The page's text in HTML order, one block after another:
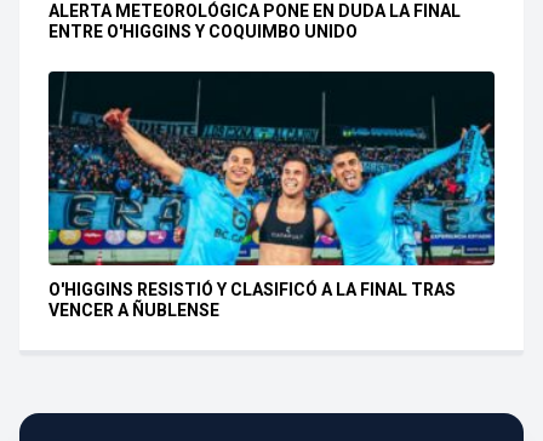
ALERTA METEOROLÓGICA PONE EN DUDA LA FINAL
ENTRE O'HIGGINS Y COQUIMBO UNIDO
O'HIGGINS RESISTIÓ Y CLASIFICÓ A LA FINAL TRAS
VENCER A ÑUBLENSE